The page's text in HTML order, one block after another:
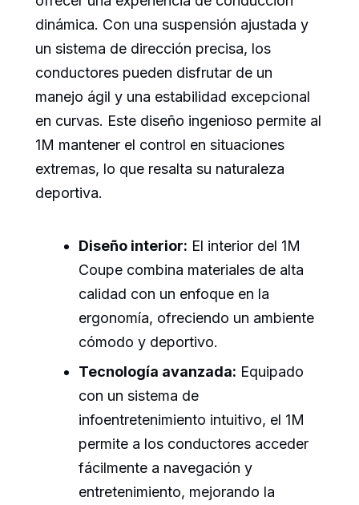
dinámica. Con una suspensión ajustada y
un sistema de dirección precisa, los
conductores pueden disfrutar de un
manejo ágil y una estabilidad excepcional
en curvas. Este diseño ingenioso permite al
1M mantener el control en situaciones
extremas, lo que resalta su naturaleza
deportiva.
Diseño interior: El interior del 1M
Coupe combina materiales de alta
calidad con un enfoque en la
ergonomía, ofreciendo un ambiente
cómodo y deportivo.
Tecnología avanzada: Equipado
con un sistema de
infoentretenimiento intuitivo, el 1M
permite a los conductores acceder
fácilmente a navegación y
entretenimiento, mejorando la